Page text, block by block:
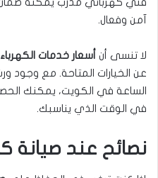
آمن وفعال.
لا تنسى أن أسعار خدمات الكهرباء
عن الخيارات المتاحة. مع وجود
الساعة في الكويت، يمكنك
في الوقت الذي يناسبك.
نصائح عند صيانة